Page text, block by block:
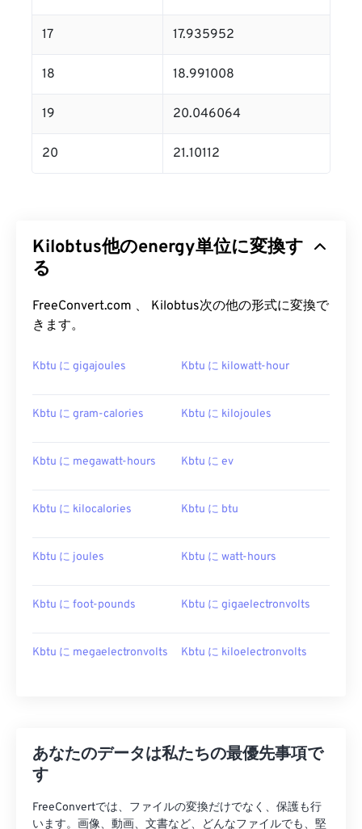
17 17.935952
18 18.991008
19 20.046064
20 21.10112
Kilobtus他のenergy単位に変換す
る
FreeConvert.com 、 Kilobtus次の他の形式に変換で
きます。
Kbtu に gigajoules Kbtu に kilowatt-hour
Kbtu に gram-calories Kbtu に kilojoules
Kbtu に megawatt-hours Kbtu に ev
Kbtu に kilocalories Kbtu に btu
Kbtu に joules Kbtu に watt-hours
Kbtu に foot-pounds Kbtu に gigaelectronvolts
Kbtu に megaelectronvolts Kbtu に kiloelectronvolts
あなたのデータは私たちの最優先事項で
す
FreeConvertでは、ファイルの変換だけでなく、保護も行
います。画像、動画、文書など、どんなファイルでも、堅